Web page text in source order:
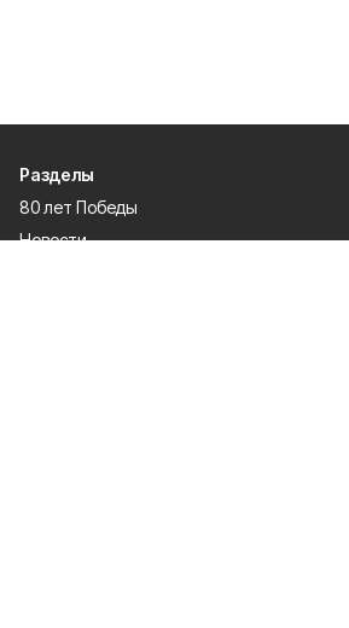
Разделы
80 лет Победы
Новости